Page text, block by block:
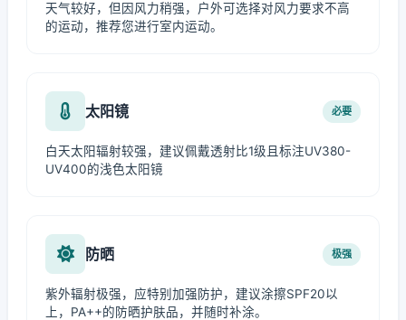
天气较好，但因风力稍强，户外可选择对风力要求不高
的运动，推荐您进行室内运动。
太阳镜 必要
白天太阳辐射较强，建议佩戴透射比1级且标注UV380-
UV400的浅色太阳镜
防晒 极强
紫外辐射极强，应特别加强防护，建议涂擦SPF20以
上，PA++的防晒护肤品，并随时补涂。